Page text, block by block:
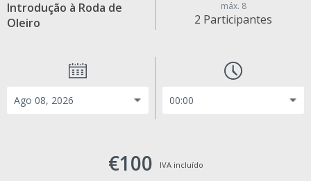
Introdução à Roda de
Oleiro
máx. 8
2 Participantes
€100 IVA incluído